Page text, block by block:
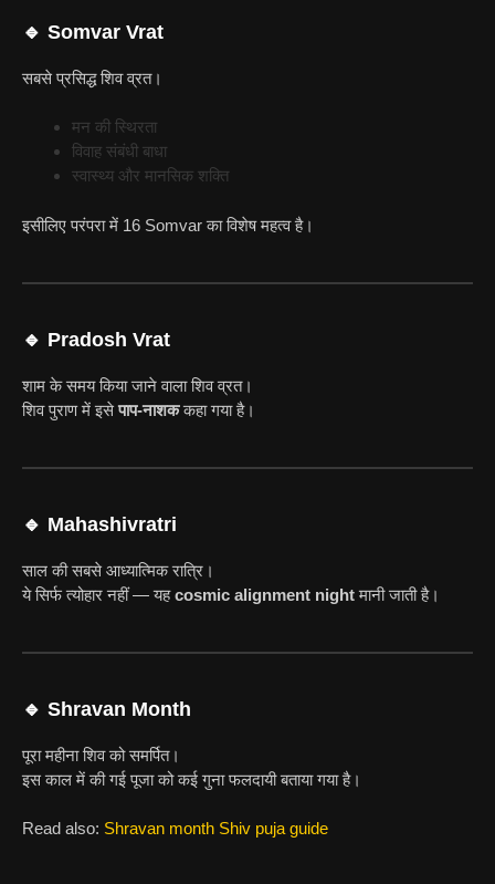
🔹 Somvar Vrat
सबसे प्रसिद्ध शिव व्रत।
मन की स्थिरता
विवाह संबंधी बाधा
स्वास्थ्य और मानसिक शक्ति
इसीलिए परंपरा में 16 Somvar का विशेष महत्व है।
🔹 Pradosh Vrat
शाम के समय किया जाने वाला शिव व्रत।
शिव पुराण में इसेपाप-नाशककहा गया है।
🔹 Mahashivratri
साल की सबसे आध्यात्मिक रात्रि।
ये सिर्फ त्योहार नहीं — यहcosmic alignment nightमानी जाती है।
🔹 Shravan Month
पूरा महीना शिव को समर्पित।
इस काल में की गई पूजा को कई गुना फलदायी बताया गया है।
Read also: Shravan month Shiv puja guide